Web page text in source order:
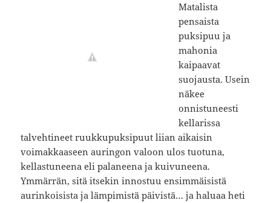
Matalista
pensaista
puksipuu ja
mahonia
kaipaavat
suojausta. Usein
näkee
onnistuneesti
kellarissa
talvehtineet ruukkupuksipuut liian aikaisin
voimakkaaseen auringon valoon ulos tuotuna,
kellastuneena eli palaneena ja kuivuneena.
Ymmärrän, sitä itsekin innostuu ensimmäisistä
aurinkoisista ja lämpimistä päivistä… ja haluaa heti